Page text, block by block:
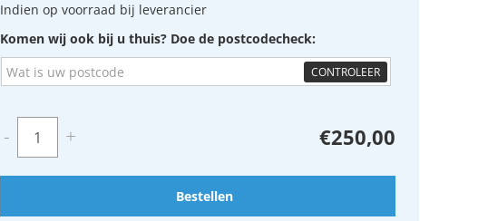
Indien op voorraad bij leverancier
Komen wij ook bij u thuis? Doe de postcodecheck:
CONTROLEER
€250,00
- +
Bestellen